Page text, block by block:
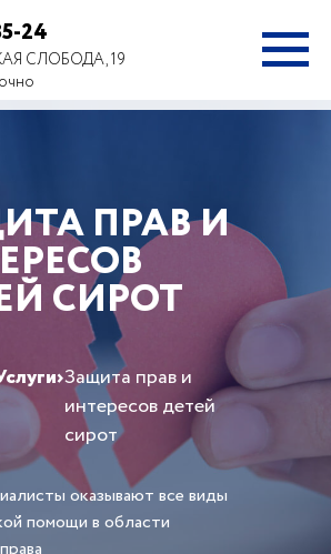
24
СЛОБОДА, 19
ПРАВ И
СИРОТ
›Защита прав и
интересов детей
сирот
оказывают все виды
помощи в области